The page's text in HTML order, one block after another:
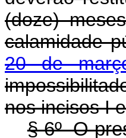
(doze)
calamidade
20 de
nos incisos I
§ 6º O